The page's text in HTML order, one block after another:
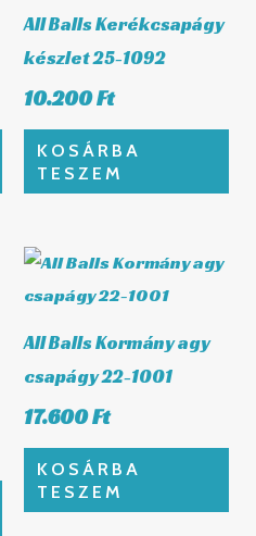
All Balls Kerékcsapágy
készlet 25-1092
10.200Ft
KOSÁRBA
TESZEM
All Balls Kormány agy
csapágy 22-1001
17.600Ft
KOSÁRBA
TESZEM